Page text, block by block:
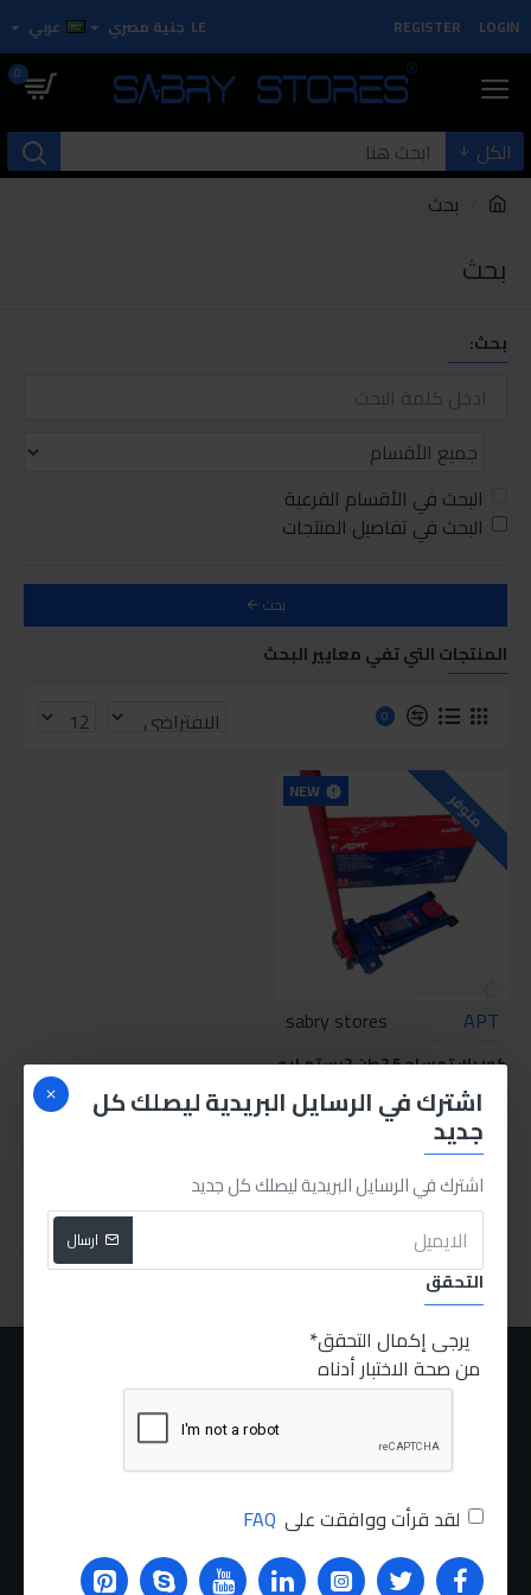
اشترك في الرسايل البريدية ليصلك كل
جديد
اشترك في الرسايل البريدية ليصلك كل جديد
ارسال
التحقق
يرجى إكمال التحقق
من صحة الاختبار أدناه
لقد قرأت ووافقت على FAQ
LOGIN
REGISTER
LE جنية مصري عربي
0
الكل
بحث
بحث
بحث:
البحث في الأقسام الفرعية
البحث في تفاصيل المنتجات
بحث
المنتجات التي تفي معايير البحث
0
NEW متوفر
APT
sabry stores
كوريك تمساح 2.5طن 2بستم إيه
6,500.00LE
اشتري الان
You have reached the end of the list.
سياسة الخصوصية
الشروط والاحكام